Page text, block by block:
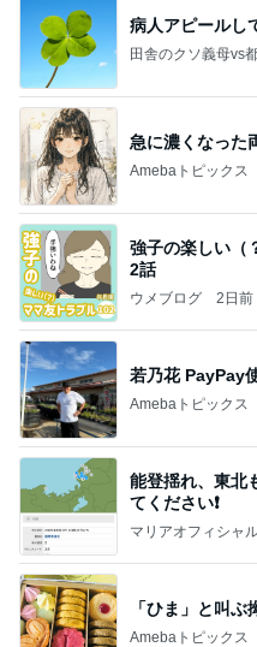
病人アピールし
田舎のクソ義母vs
急に濃くなった
Amebaトピックス
強子の楽しい（
2話
ウメブログ 2日前
若乃花 PayPay
Amebaトピックス
能登揺れ、東北
てください❗️
マリアオフィシャ
「ひま」と叫
Amebaトピックス